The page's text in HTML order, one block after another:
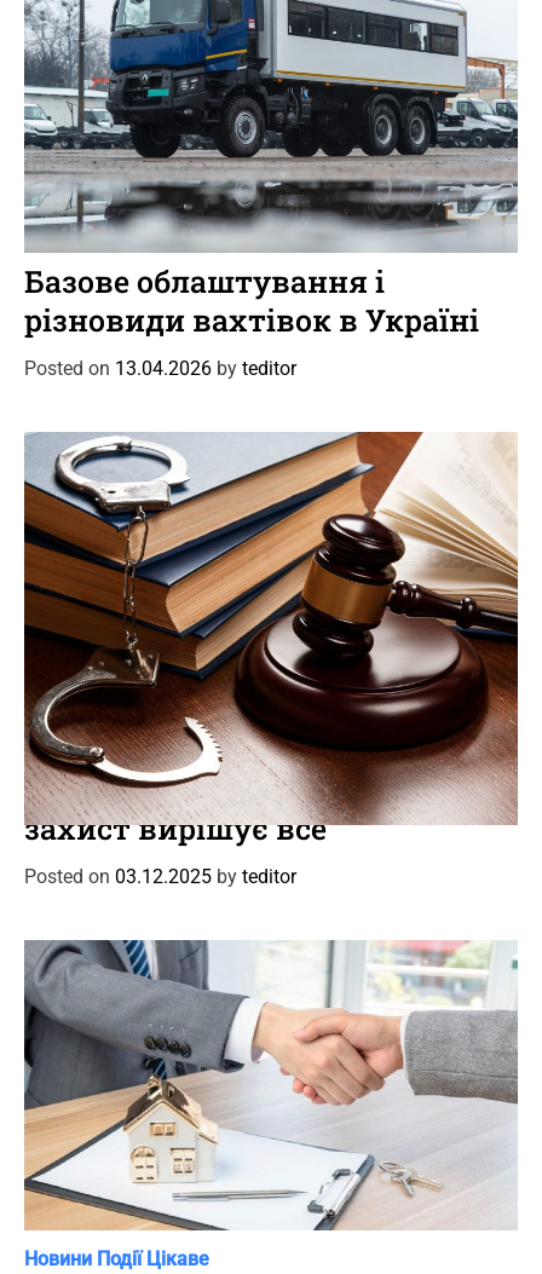
C
a
t
e
g
Новини Цікаве
Базове облаштування і
різновиди вахтівок в Україні
Posted on 13.04.2026 by teditor
C
a
t
e
g
e
s
Новини Події
Кримінальний адвокат: коли
захист вирішує все
Posted on 03.12.2025 by teditor
C
Новини Події Цікаве